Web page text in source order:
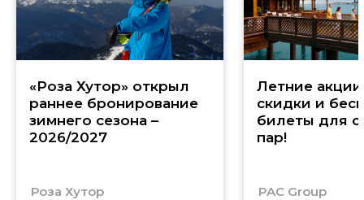
«Роза Хутор» открыл
раннее бронирование
зимнего сезона –
2026/2027
Роза Хутор
Летние
скидки и
билеты для
пар!
PAC Group